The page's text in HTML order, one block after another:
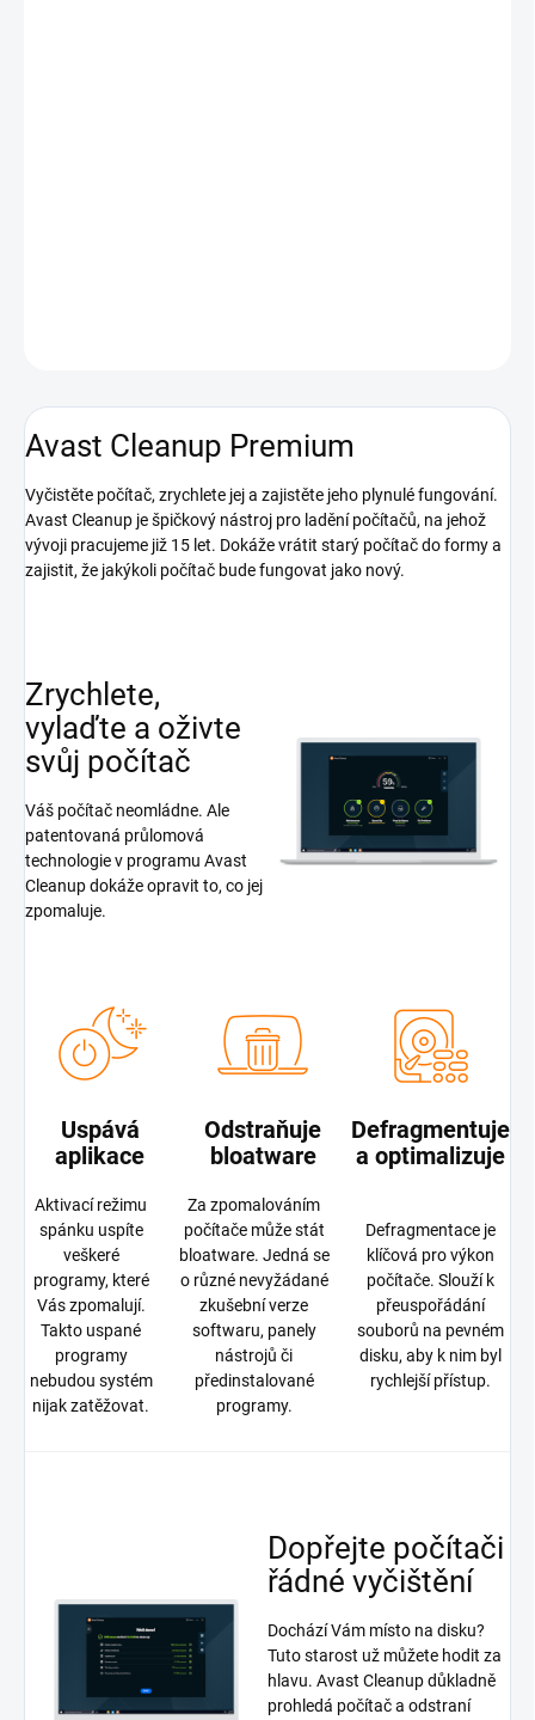
Avast Cleanup Premium
Vyčistěte počítač, zrychlete jej a zajistěte jeho plynulé fungování.
Avast Cleanup je špičkový nástroj pro ladění počítačů, na jehož
vývoji pracujeme již 15 let. Dokáže vrátit starý počítač do formy a
zajistit, že jakýkoli počítač bude fungovat jako nový.
Zrychlete,
vylaďte a oživte
svůj počítač
Váš počítač neomládne. Ale
patentovaná průlomová
technologie v programu Avast
Cleanup dokáže opravit to, co jej
zpomaluje.
Uspává
aplikace
Odstraňuje
bloatware
Defragmentuje
a optimalizuje
Aktivací režimu
spánku uspíte
veškeré
programy, které
Vás zpomalují.
Takto uspané
programy
nebudou systém
nijak zatěžovat.
Za zpomalováním
počítače může stát
bloatware. Jedná se
o různé nevyžádané
zkušební verze
softwaru, panely
nástrojů či
předinstalované
programy.
Defragmentace je
klíčová pro výkon
počítače. Slouží k
přeuspořádání
souborů na pevném
disku, aby k nim byl
rychlejší přístup.
Dopřejte počítači
řádné vyčištění
Dochází Vám místo na disku?
Tuto starost už můžete hodit za
hlavu. Avast Cleanup důkladně
prohledá počítač a odstraní